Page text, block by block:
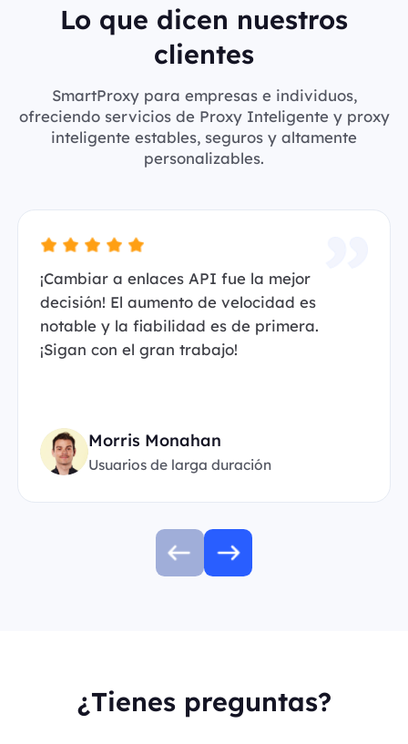
Lo que dicen nuestros
clientes
SmartProxy para empresas e individuos,
ofreciendo servicios de Proxy Inteligente y proxy
inteligente estables, seguros y altamente
personalizables.
¡Cambiar a enlaces API fue la mejor
decisión! El aumento de velocidad es
notable y la fiabilidad es de primera.
¡Sigan con el gran trabajo!
Morris Monahan
Usuarios de larga duración
¿Tienes preguntas?